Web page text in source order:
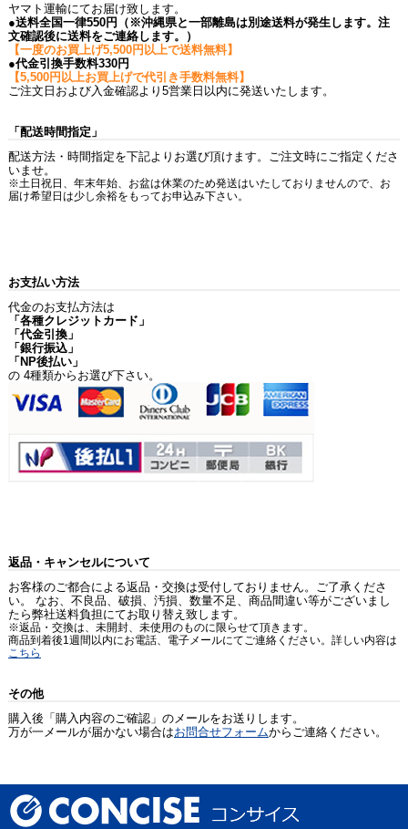
ヤマト運輸にてお届け致します。
●送料全国一律550円（※沖縄県と一部離島は別途送料が発生します。注
文確認後に送料をご連絡します。）
【一度のお買上げ5,500円以上で送料無料】
●代金引換手数料330円
【5,500円以上お買上げで代引き手数料無料】
ご注文日および入金確認より5営業日以内に発送いたします。
「配送時間指定」
配送方法・時間指定を下記よりお選び頂けます。ご注文時にご指定くださ
いませ。
※土日祝日、年末年始、お盆は休業のため発送はいたしておりませんので、お
届け希望日は少し余裕をもってお申込み下さい。
お支払い方法
代金のお支払方法は
「各種クレジットカード」
「代金引換」
「銀行振込」
「NP後払い」
の 4種類からお選び下さい。
返品・キャンセルについて
お客様のご都合による返品・交換は受付しておりません。ご了承くださ
い。 なお、不良品、破損、汚損、数量不足、商品間違い等がございまし
たら弊社送料負担にてお取り替え致します。
※返品・交換は、未開封、未使用のものに限らせて頂きます。
商品到着後1週間以内にお電話、電子メールにてご連絡ください。詳しい内容は
こちら
その他
購入後「購入内容のご確認」のメールをお送りします。
万が一メールが届かない場合はお問合せフォームからご連絡ください。